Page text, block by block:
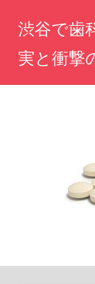
ツ
渋谷で歯
実と衝撃